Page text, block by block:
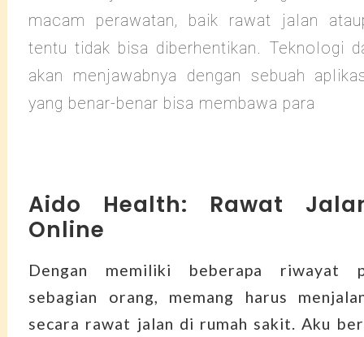
macam perawatan, baik rawat jalan
tentu tidak bisa diberhentikan. Teknologi
akan menjawabnya dengan sebuah
yang benar-benar bisa membawa para
Aido Health: Rawat
Online
Dengan memiliki beberapa riwayat
sebagian orang, memang harus
secara rawat jalan di rumah sakit. Aku